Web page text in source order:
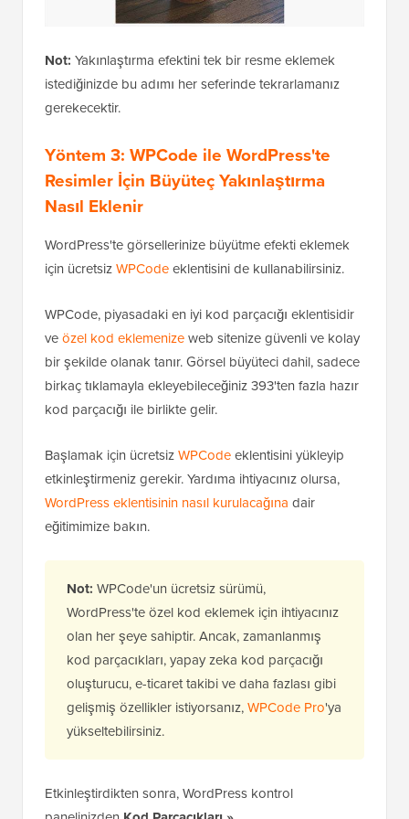
Not: Yakınlaştırma efektini tek bir resme eklemek
istediğinizde bu adımı her seferinde tekrarlamanız
gerekecektir.
Yöntem 3: WPCode ile WordPress'te
Resimler İçin Büyüteç Yakınlaştırma
Nasıl Eklenir
WordPress'te görsellerinize büyütme efekti eklemek
için ücretsizWPCodeeklentisini de kullanabilirsiniz.
WPCode, piyasadaki en iyi kod parçacığı eklentisidir
veözel kod eklemenizeweb sitenize güvenli ve kolay
bir şekilde olanak tanır. Görsel büyüteci dahil, sadece
birkaç tıklamayla ekleyebileceğiniz 393'ten fazla hazır
kod parçacığı ile birlikte gelir.
Başlamak için ücretsizWPCodeeklentisini yükleyip
etkinleştirmeniz gerekir. Yardıma ihtiyacınız olursa,
WordPress eklentisinin nasıl kurulacağına dair
eğitimimize bakın.
Not: WPCode'un ücretsiz sürümü,
WordPress'te özel kod eklemek için ihtiyacınız
olan her şeye sahiptir. Ancak, zamanlanmış
kod parçacıkları, yapay zeka kod parçacığı
oluşturucu, e-ticaret takibi ve daha fazlası gibi
gelişmiş özellikler istiyorsanız,WPCode Pro'ya
yükseltebilirsiniz.
Etkinleştirdikten sonra, WordPress kontrol